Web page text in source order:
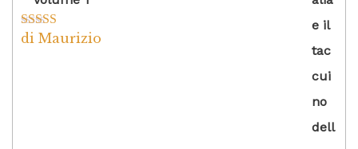
Valutato4
di Maurizio